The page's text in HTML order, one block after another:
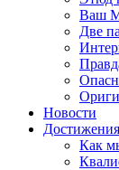
Ваш
Две
Новости
Достижения
Как